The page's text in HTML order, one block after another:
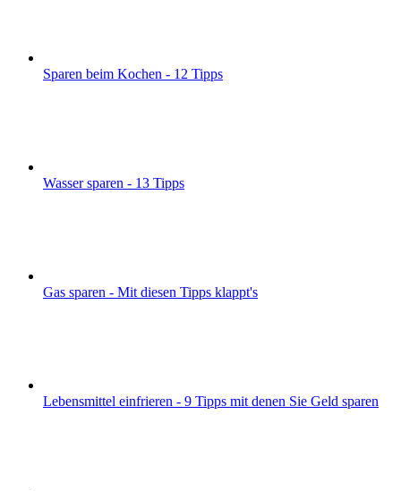
Sparen beim Kochen - 12 Tipps
Wasser sparen - 13 Tipps
Gas sparen - Mit diesen Tipps klappt's
Lebensmittel einfrieren - 9 Tipps mit denen Sie Geld sparen